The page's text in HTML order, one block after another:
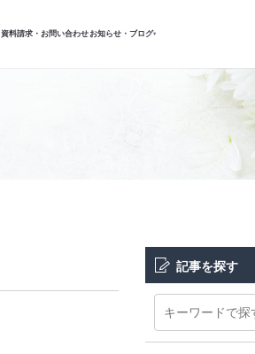
資料請求・お問い合わせお知らせ・ブログ▾
記事を探す